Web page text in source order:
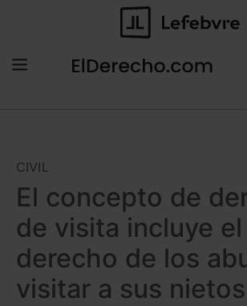
CIVIL
El concepto de
de visita incluye el
derecho de los
visitar a sus nietos